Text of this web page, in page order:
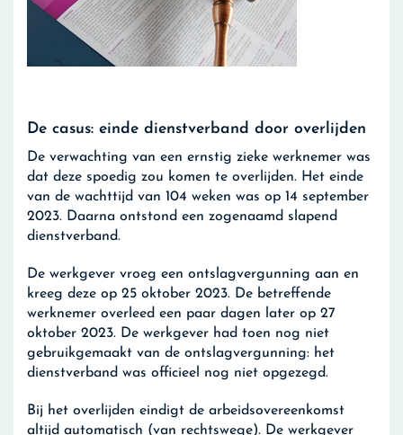
De casus: einde dienstverband door overlijden
De verwachting van een ernstig zieke werknemer was
dat deze spoedig zou komen te overlijden. Het einde
van de wachttijd van 104 weken was op 14 september
2023. Daarna ontstond een zogenaamd slapend
dienstverband.
De werkgever vroeg een ontslagvergunning aan en
kreeg deze op 25 oktober 2023. De betreffende
werknemer overleed een paar dagen later op 27
oktober 2023. De werkgever had toen nog niet
gebruikgemaakt van de ontslagvergunning: het
dienstverband was officieel nog niet opgezegd.
Bij het overlijden eindigt de arbeidsovereenkomst
altijd automatisch (van rechtswege). De werkgever